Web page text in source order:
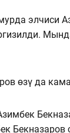
элчиси
өзү да
Бекназаров